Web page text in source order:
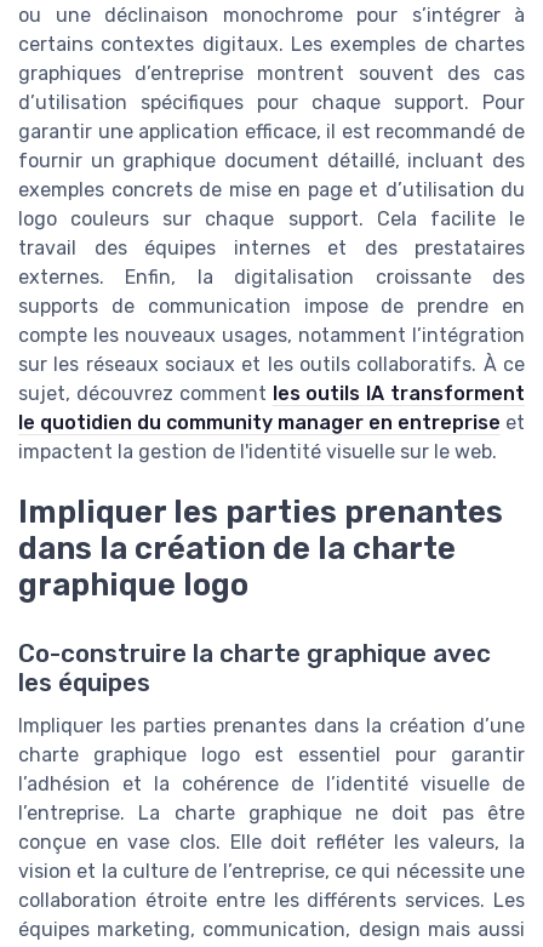
ou une déclinaison monochrome pour s’intégrer à
certains contextes digitaux. Les exemples de chartes
graphiques d’entreprise montrent souvent des cas
d’utilisation spécifiques pour chaque support. Pour
garantir une application efficace, il est recommandé de
fournir un graphique document détaillé, incluant des
exemples concrets de mise en page et d’utilisation du
logo couleurs sur chaque support. Cela facilite le
travail des équipes internes et des prestataires
externes. Enfin, la digitalisation croissante des
supports de communication impose de prendre en
compte les nouveaux usages, notamment l’intégration
sur les réseaux sociaux et les outils collaboratifs. À ce
sujet, découvrez comment les outils IA transforment
le quotidien du community manager en entreprise et
impactent la gestion de l'identité visuelle sur le web.
Impliquer les parties prenantes
dans la création de la charte
graphique logo
Co-construire la charte graphique avec
les équipes
Impliquer les parties prenantes dans la création d’une
charte graphique logo est essentiel pour garantir
l’adhésion et la cohérence de l’identité visuelle de
l’entreprise. La charte graphique ne doit pas être
conçue en vase clos. Elle doit refléter les valeurs, la
vision et la culture de l’entreprise, ce qui nécessite une
collaboration étroite entre les différents services. Les
équipes marketing, communication, design mais aussi